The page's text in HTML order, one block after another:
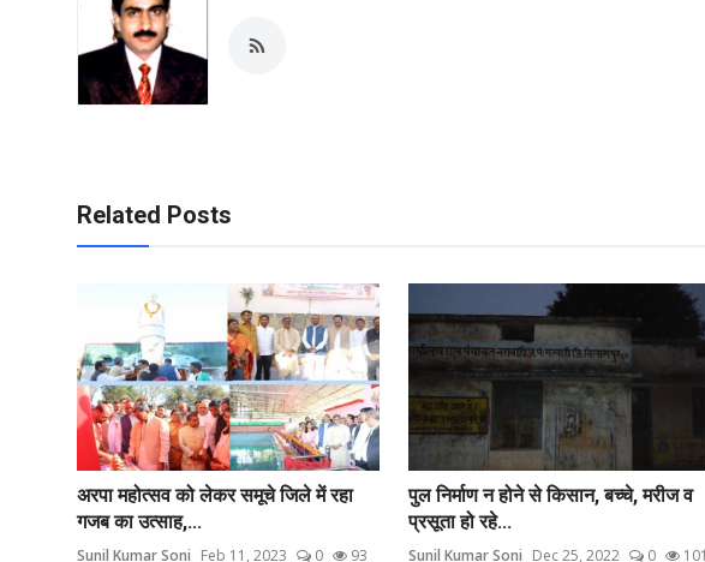
Related Posts
अरपा महोत्सव को लेकर समूचे जिले में रहा
गजब का उत्साह,...
Sunil Kumar Soni Feb 11, 2023 0 93
पुल निर्माण न होने से किसान, बच्चे, मरीज व
प्रसूता हो रहे...
Sunil Kumar Soni Dec 25, 2022 0 101